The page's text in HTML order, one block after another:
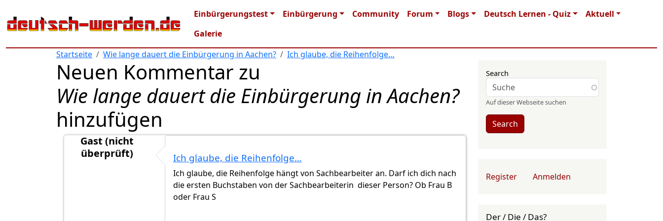
Main navigation
Einbürgerungstest Einbürgerung Community Forum Blogs Deutsch Lernen - Quiz
Aktuell
Galerie
Startseite
Wie lange dauert die Einbürgerung in Aachen? Ich glaube, die Reihenfolge…
Neuen Kommentar zu
Wie lange dauert die Einbürgerung in Aachen?
hinzufügen
Gast (nicht
überprüft)
vonGast (nicht überprüft)
Ich glaube, die Reihenfolge…
Ich glaube, die Reihenfolge hängt von Sachbearbeiter an. Darf ich dich nach
die ersten Buchstaben von der Sachbearbeiterin dieser Person? Ob Frau B
oder Frau S
Search
Auf dieser Webseite suchen
Search
User account menu
Register Anmelden
Der / Die / Das?